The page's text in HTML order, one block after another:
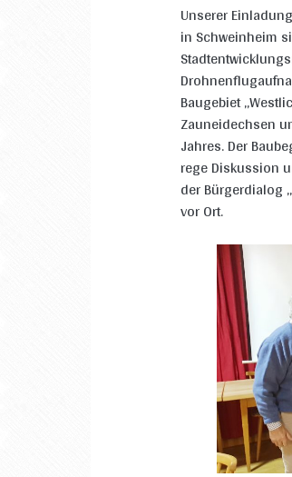
Unserer
in Schweinheim
Baugebiet
Zauneidechsen
Jahres. Der
rege Diskussion
der Bürgerdialog
vor Ort.